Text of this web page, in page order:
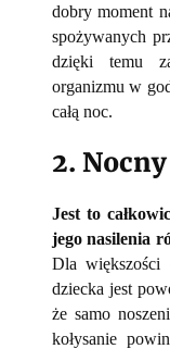
dobry moment
spożywanych
dzięki temu
organizmu w
całą noc.
2.
Jest to
jego nasilenia
Dla większości
dziecka jest
że samo
kołysanie